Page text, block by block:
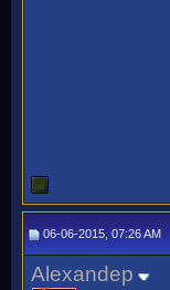
06-06-2015, 07:26 AM
Alexandep